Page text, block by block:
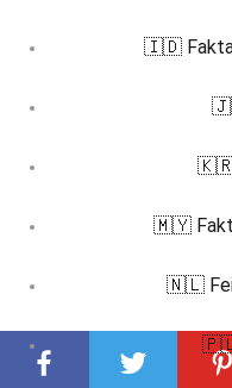
🇮🇩 Fakta
🇰🇷
🇲🇾
🇳🇱
🇵🇱